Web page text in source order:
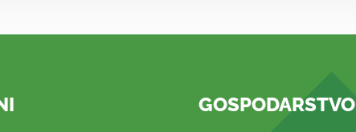
GOSPODARSTVO